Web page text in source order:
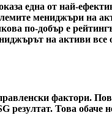
една от най-
мениджъри на
по-добър е
на активи
фактори.
Това обаче